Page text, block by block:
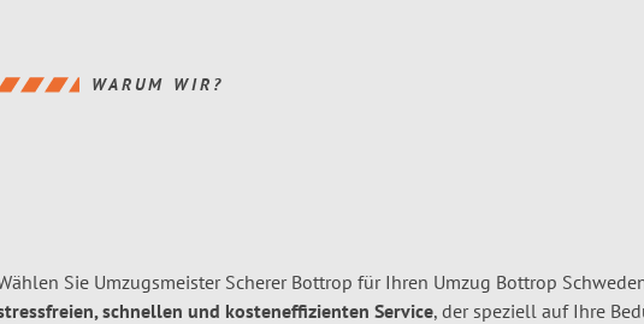
WARUM WIR?
Sie Umzugsmeister Scherer Bottrop für Ihren Umzug Bottrop
schnellen und kosteneffizienten Service, der speziell auf Ihre